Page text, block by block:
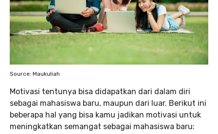
Source: Maukuliah
Motivasi tentunya bisa didapatkan dari dalam diri
sebagai mahasiswa baru, maupun dari luar. Berikut ini
beberapa hal yang bisa kamu jadikan motivasi untuk
meningkatkan semangat sebagai mahasiswa baru: